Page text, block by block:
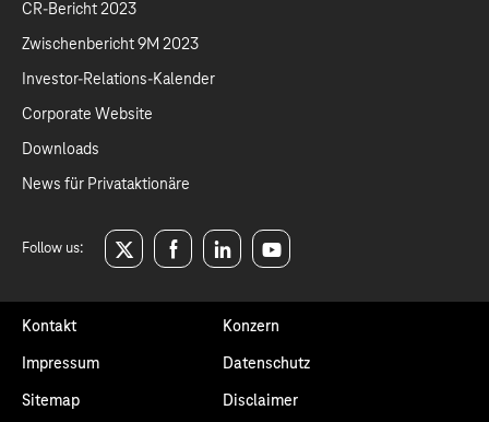
CR-Bericht 2023
Zwischenbericht 9M 2023
Investor-Relations-Kalender
Corporate Website
Downloads
News für Privataktionäre
Follow us:
twitterfacebooklinkedinyoutube
Kontakt Konzern
Impressum Datenschutz
Sitemap Disclaimer